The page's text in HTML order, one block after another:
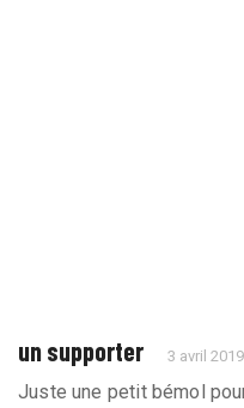
un supporter 3 avril
Juste une petit bémol